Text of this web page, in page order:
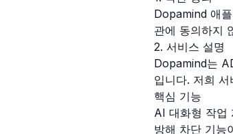
Dopamind 애
관에 동의하지
2. 서비스 설명
Dopamind는
입니다. 저희
핵심 기능
AI 대화형 작업
방해 차단 기능